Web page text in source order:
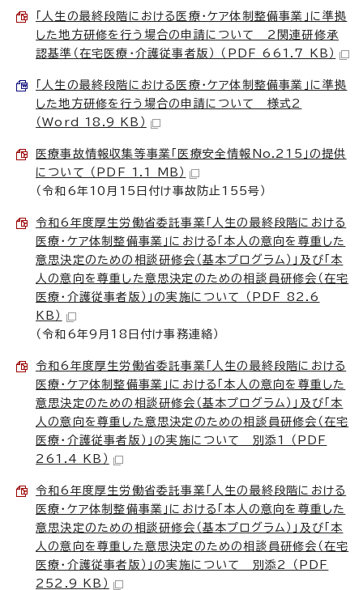
「人生の最終段階における医療・ケア体制整備事業」に準拠
した地方研修を行う場合の申請について 2関連研修承
認基準（在宅医療・介護従事者版） （PDF 661.7 KB）
「人生の最終段階における医療・ケア体制整備事業」に準拠
した地方研修を行う場合の申請について 様式2
（Word 18.9 KB）
医療事故情報収集等事業「医療安全情報No.215」の提供
について （PDF 1.1 MB）
（令和6年10月15日付け事故防止155号）
令和6年度厚生労働省委託事業「人生の最終段階における
医療・ケア体制整備事業」における「本人の意向を尊重した
意思決定のための相談研修会（基本プログラム）」及び「本
人の意向を尊重した意思決定のための相談員研修会（在宅
医療・介護従事者版）」の実施について （PDF 82.6
KB）
（令和6年9月18日付け事務連絡）
令和6年度厚生労働省委託事業「人生の最終段階における
医療・ケア体制整備事業」における「本人の意向を尊重した
意思決定のための相談研修会（基本プログラム）」及び「本
人の意向を尊重した意思決定のための相談員研修会（在宅
医療・介護従事者版）」の実施について 別添1 （PDF
261.4 KB）
令和6年度厚生労働省委託事業「人生の最終段階における
医療・ケア体制整備事業」における「本人の意向を尊重した
意思決定のための相談研修会（基本プログラム）」及び「本
人の意向を尊重した意思決定のための相談員研修会（在宅
医療・介護従事者版）」の実施について 別添2 （PDF
252.9 KB）